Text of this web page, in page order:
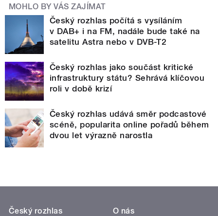
MOHLO BY VÁS ZAJÍMAT
Český rozhlas počítá s vysíláním
v DAB+ i na FM, nadále bude také na
satelitu Astra nebo v DVB-T2
Český rozhlas jako součást kritické
infrastruktury státu? Sehrává klíčovou
roli v době krizí
Český rozhlas udává směr podcastové
scéně, popularita online pořadů během
dvou let výrazně narostla
Český rozhlas
O nás